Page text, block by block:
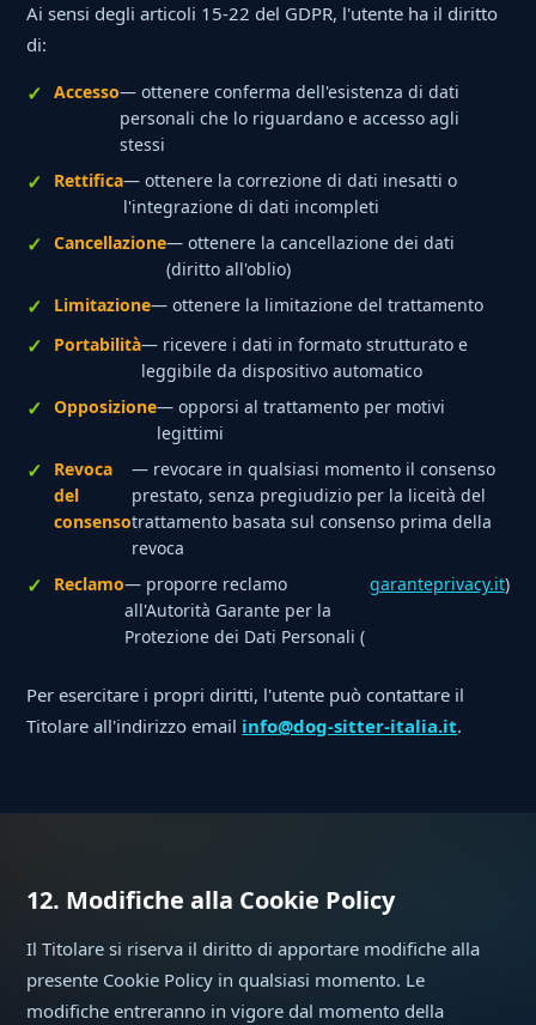
Ai sensi degli articoli 15-22 del GDPR, l'utente ha il diritto
di:
Accesso— ottenere conferma dell'esistenza di dati
personali che lo riguardano e accesso agli
stessi
Rettifica— ottenere la correzione di dati inesatti o
l'integrazione di dati incompleti
Cancellazione— ottenere la cancellazione dei dati
(diritto all'oblio)
Limitazione— ottenere la limitazione del trattamento
Portabilità— ricevere i dati in formato strutturato e
leggibile da dispositivo automatico
Opposizione— opporsi al trattamento per motivi
legittimi
Revoca
del
consenso
— revocare in qualsiasi momento il consenso
prestato, senza pregiudizio per la liceità del
trattamento basata sul consenso prima della
revoca
Reclamo— proporre reclamo
all'Autorità Garante per la
Protezione dei Dati Personali (
garanteprivacy.it)
Per esercitare i propri diritti, l'utente può contattare il
Titolare all'indirizzo email info@dog-sitter-italia.it.
12. Modifiche alla Cookie Policy
Il Titolare si riserva il diritto di apportare modifiche alla
presente Cookie Policy in qualsiasi momento. Le
modifiche entreranno in vigore dal momento della